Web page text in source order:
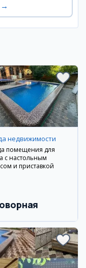
→
недвижимости
помещения для
с настольным
и приставкой